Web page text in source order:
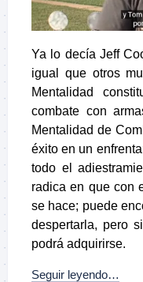
Ya lo decía Jeff
igual que otros
Mentalidad
combate con
Mentalidad de
éxito en un
todo el
radica en que con
se hace; puede
despertarla, pero
podrá adquirirse.
Seguir leyendo…